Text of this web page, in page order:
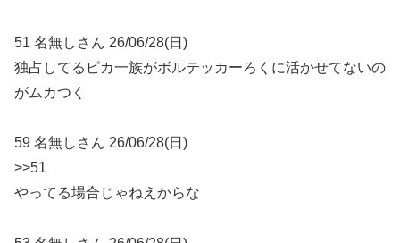
51 名無しさん 26/06/28(日)
独占してるピカ一族がボルテッカーろくに活かせてないの
がムカつく
59 名無しさん 26/06/28(日)
>>51
やってる場合じゃねえからな